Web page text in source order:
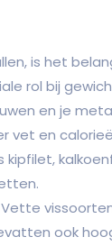
is het
rol bij
en je
vet en
ook